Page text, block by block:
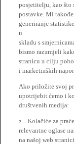
posjetitelju, kao što
postavke. Mi
generiranje
u
skladu s
bismo razumjeli
stranicu u cilju
i marketinških
Ako priložite svoj
upotrijebit ćemo i
društvenih medija:
Kolačiće za
relevantne oglase
na našoj web